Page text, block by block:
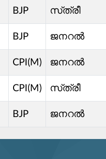
BJP സ്‌ത്രീ
BJP ജനറൽ
CPI(M) ജനറൽ
CPI(M) സ്‌ത്രീ
BJP ജനറൽ